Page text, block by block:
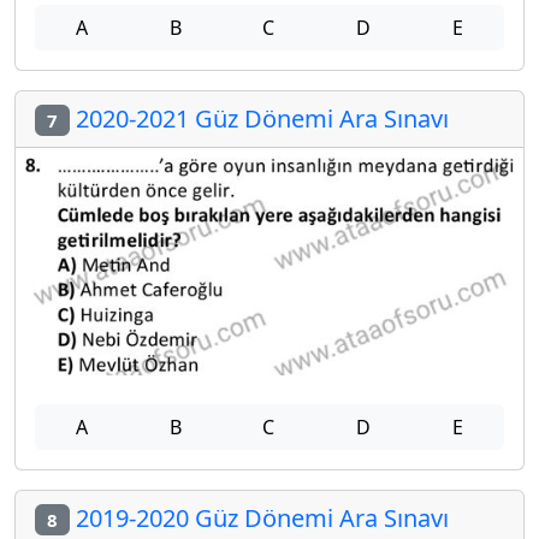
A B C D E
7 2020-2021 Güz Dönemi Ara Sınavı
A B C D E
8 2019-2020 Güz Dönemi Ara Sınavı